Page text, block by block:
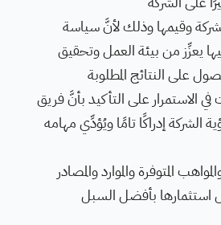
وقيمها وذلك لأنَّ سياسة
يعزِّز من بيئة العمل وتحقيق
على النتائج المطلوبة
الاستمرار على التأكيد بأنَّ فريق
الشركة إدراكًا تامًا ويُؤدِّي مهامه
المتوفرة والموارد والمصادر
استثمارها بأفضل السبل